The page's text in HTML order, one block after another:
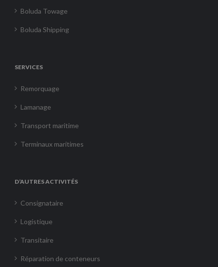
Boluda Towage
Boluda Shipping
SERVICES
Remorquage
Lamanage
Transport maritime
Terminaux maritimes
D’AUTRES ACTIVITÉS
Consignataire
Logistique
Transitaire
Réparation de conteneurs